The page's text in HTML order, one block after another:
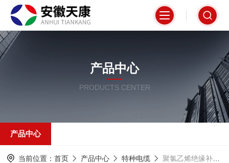
产品中心
PRODUCTS CENTER
产品中心
当前位置： 首页 产品中心 特种电缆 聚氯乙烯绝缘补偿电缆